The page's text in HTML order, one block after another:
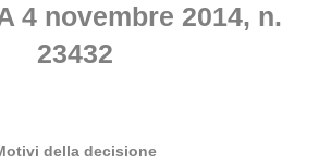
4 novembre 2014, n.
23432
della decisione